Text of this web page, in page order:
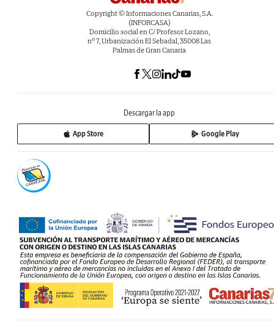
Copyright © Informaciones Canarias, S.A.
(INFORCASA)
Domicilio social en C/ Profesor Lozano,
nº 7, Urbanización El Sebadal, 35008 Las
Palmas de Gran Canaria
Descargar la app
App Store Google Play